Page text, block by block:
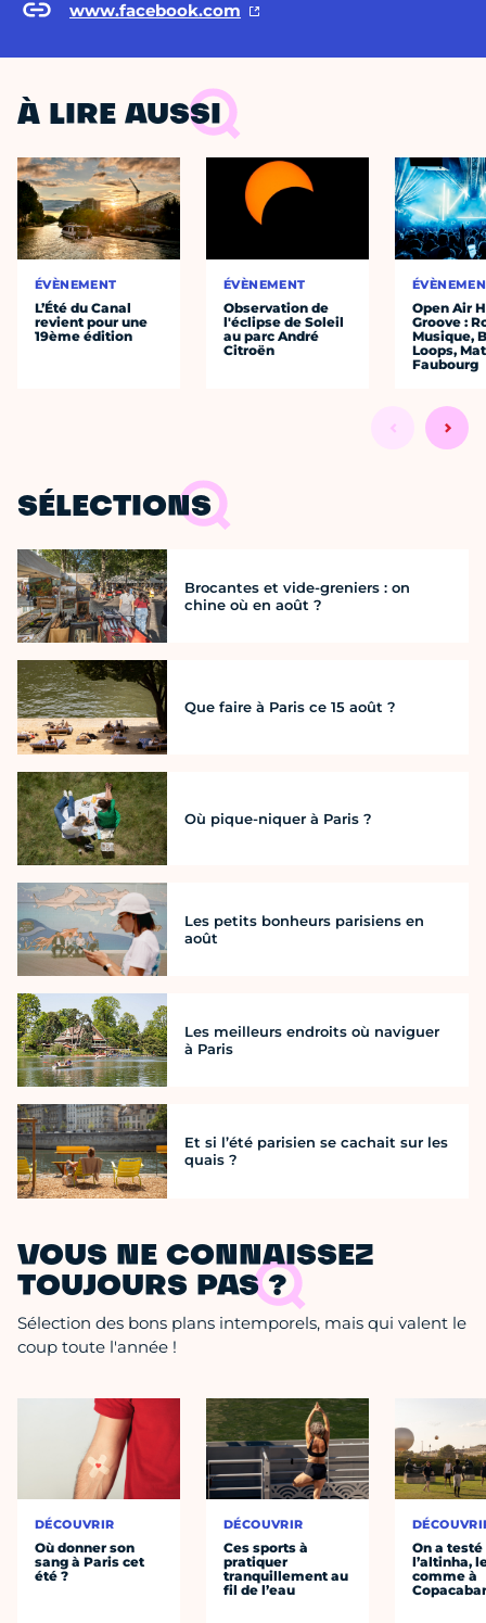
www.facebook.com
À LIRE AUSSI
ÉVÈNEMENT
L’Été du Canal
revient pour une
19ème édition
ÉVÈNEMENT
Observation de
l'éclipse de Soleil
au parc André
Citroën
Open Air
Groove :
Musique,
Loops,
Faubourg
SÉLECTIONS
Brocantes et vide-greniers : on
chine où en août ?
Que faire à Paris ce 15 août ?
Où pique-niquer à Paris ?
Les petits bonheurs parisiens en
août
Les meilleurs endroits où naviguer
à Paris
Et si l’été parisien se cachait sur les
quais ?
VOUS NE CONNAISSEZ
TOUJOURS PAS ?
Sélection des bons plans intemporels, mais qui valent le
coup toute l'année !
DÉCOUVRIR
Où donner son
sang à Paris cet
été ?
DÉCOUVRIR
Ces sports à
pratiquer
tranquillement au
fil de l’eau
On a testé
l’altinha,
comme à